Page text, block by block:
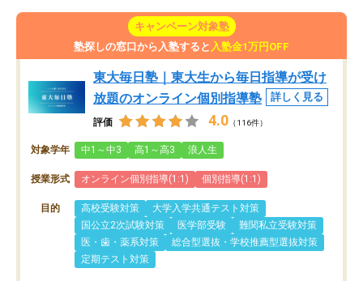
キャンペーン対象塾
塾探しの窓口から入塾すると 入塾金1万円OFF
東大毎日塾｜東大生から毎日指導が受け
放題のオンライン個別指導塾
詳しく見る
評価 4.0 （116件）
対象学年 中1～中3 高1～高3 浪人生
授業形式 オンライン個別指導(1:1) 個別指導(1:1)
目的 高校受験対策
大学入学共通テスト対策
国公立2次試験対策
医学部受験
難関私立受験対策
医・歯・薬系対策
総合型選抜・学校推薦型選抜対策
定期テスト対策